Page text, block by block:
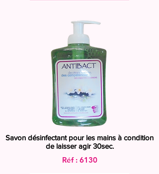
Savon désinfectant pour les mains à condition
de laisser agir 30sec.
Réf : 6130